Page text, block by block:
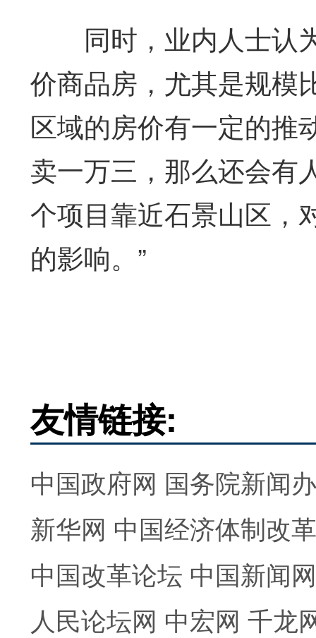
同时，业内人士认
价商品房，尤其是规模
区域的房价有一定的推
卖一万三，那么还会有
个项目靠近石景山区，
的影响。”
友情链接:
中国政府网 国务院新闻
新华网 中国经济体制改
中国改革论坛 中国新闻网
人民论坛网 中宏网 千龙